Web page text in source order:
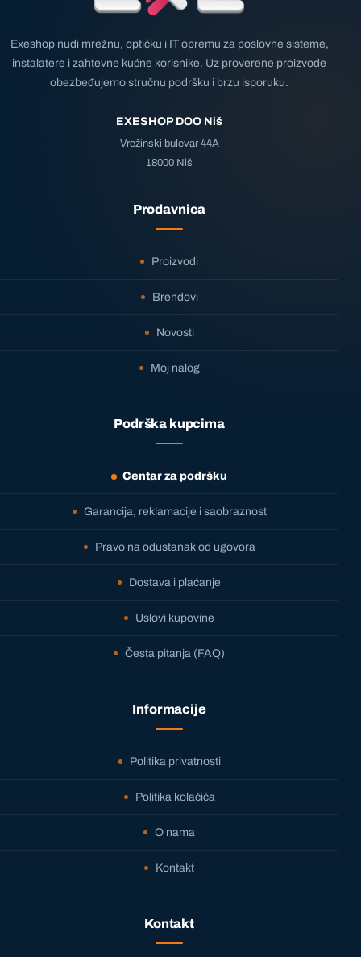
Exeshop nudi mrežnu, optičku i IT opremu za poslovne sisteme,
instalatere i zahtevne kućne korisnike. Uz proverene proizvode
obezbeđujemo stručnu podršku i brzu isporuku.
EXESHOP DOO Niš
Vrežinski bulevar 44A
18000 Niš
Prodavnica
Proizvodi
Brendovi
Novosti
Moj nalog
Podrška kupcima
Centar za podršku
Garancija, reklamacije i saobraznost
Pravo na odustanak od ugovora
Dostava i plaćanje
Uslovi kupovine
Česta pitanja (FAQ)
Informacije
Politika privatnosti
Politika kolačića
O nama
Kontakt
Kontakt